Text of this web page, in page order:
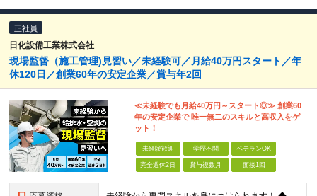
正社員
日化設備工業株式会社
現場監督（施工管理)見習い／未経験可／月給40万円スタート／年
休120日／創業60年の安定企業／賞与年2回
≪未経験でも月給40万円～スタート◎≫ 創業60
年の安定企業で 唯一無二のスキルと高収入をゲ
ット！
未経験歓迎 学歴不問 ベテランOK
完全週休2日 賞与複数月 面接1回